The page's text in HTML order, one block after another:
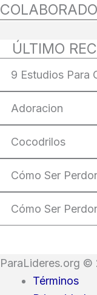
ÚLTIMO
9 Estudios Para
Adoracion
Cocodrilos
Cómo Ser
Cómo Ser
ParaLideres.org ©
Términos